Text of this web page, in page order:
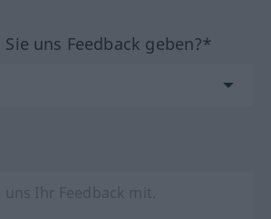
uns Feedback geben?*